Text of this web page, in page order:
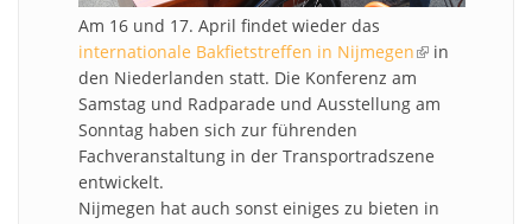
Am 16 und 17. April findet wieder das
internationale Bakfietstreffen in Nijmegen(link is
external)
in
den Niederlanden statt. Die Konferenz am
Samstag und Radparade und Ausstellung am
Sonntag haben sich zur führenden
Fachveranstaltung in der Transportradszene
entwickelt.
Nijmegen hat auch sonst einiges zu bieten in